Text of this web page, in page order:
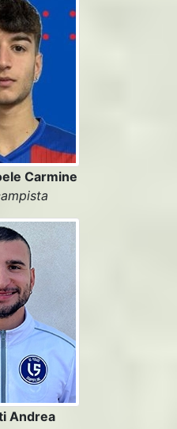
Carmine
Andrea